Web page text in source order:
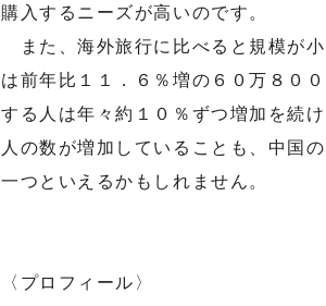
購入するニーズが高いのです。
また、海外旅行に比べると規模が
は前年比１１．６％増の６０万８０
する人は年々約１０％ずつ増加を続
人の数が増加していることも、中国
一つといえるかもしれません。
〈プロフィール〉